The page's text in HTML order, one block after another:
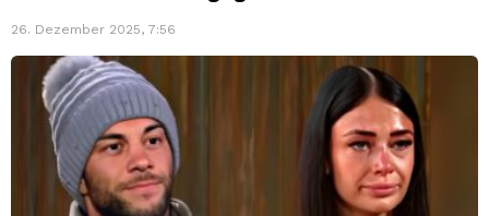
26. Dezember 2025, 7:56